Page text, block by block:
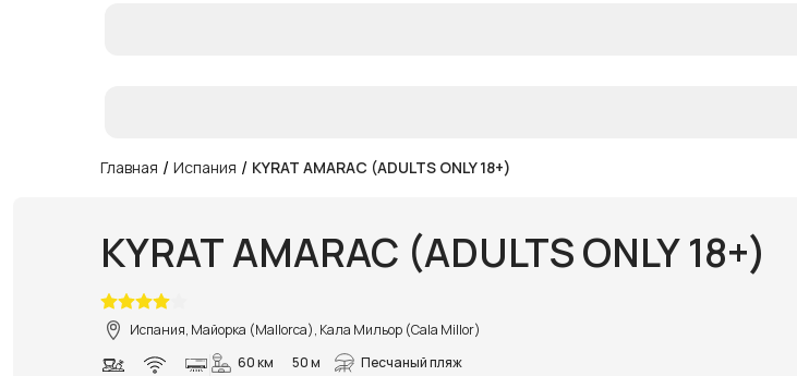
Главная / Испания / KYRAT AMARAC (ADULTS ONLY 18+)
KYRAT AMARAC (ADULTS ONLY 18+)
Испания, Майорка (Mallorca), Кала Мильор (Cala Millor)
60 км
50 м Песчаный пляж